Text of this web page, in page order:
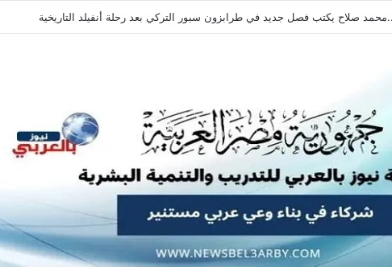
بسداسية أمام النجوم قبل السفر إلى إسبانيا